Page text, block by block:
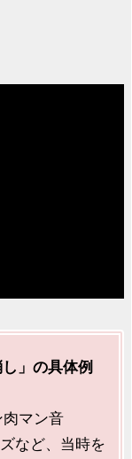
」の具体例
マン音
など、当時を